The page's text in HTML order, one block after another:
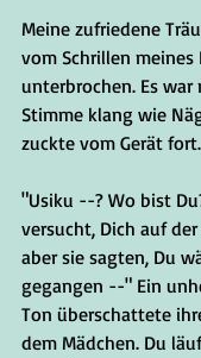
Meine zufriedene
vom Schrillen meines
unterbrochen. Es
Stimme klang wie
zuckte vom Gerät fort.
"Usiku --? Wo bist
versucht, Dich auf
aber sie sagten, Du
gegangen --" Ein
Ton überschattete
dem Mädchen. Du